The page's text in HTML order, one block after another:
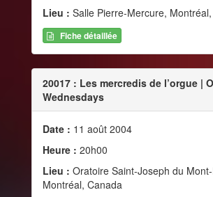
Lieu : Salle Pierre-Mercure,
Fiche détaillée
20017 : Les mercredis de l’orgue |
Wednesdays
Date : 11 août 2004
Heure : 20h00
Lieu : Oratoire Saint-Joseph du
Montréal, Canada